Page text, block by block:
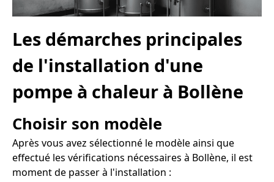
Les démarches principales
de l'installation d'une
pompe à chaleur à Bollène
Choisir son modèle
Après vous avez sélectionné le modèle ainsi que
effectué les vérifications nécessaires à Bollène, il est
moment de passer à l'installation :